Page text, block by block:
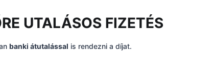
UTALÁSOS FIZETÉS
banki átutalással is rendezni a díjat.